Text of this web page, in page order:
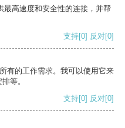
最高速度和安全性的连接，并帮
支持[0] 反对[0]
有的工作需求。我可以使用它来
等。
支持[0] 反对[0]